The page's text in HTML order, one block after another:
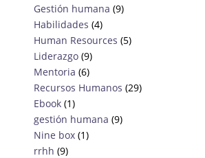
Gestión humana (9)
Habilidades (4)
Human Resources (5)
Liderazgo (9)
Mentoria (6)
Recursos Humanos (29)
Ebook (1)
gestión humana (9)
Nine box (1)
rrhh (9)